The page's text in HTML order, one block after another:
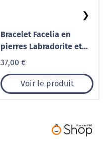
Bracelet Facelia en
pierres Labradorite et
cuir véritable
37,00 €
Voir le produit
❯